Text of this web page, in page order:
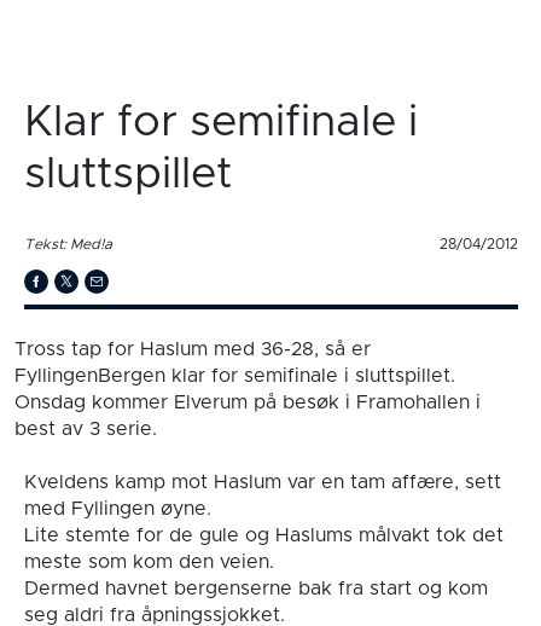
Klar for semifinale i
sluttspillet
Tekst: Med!a 28/04/2012
Tross tap for Haslum med 36-28, så er
FyllingenBergen klar for semifinale i sluttspillet.
Onsdag kommer Elverum på besøk i Framohallen i
best av 3 serie.
Kveldens kamp mot Haslum var en tam affære, sett
med Fyllingen øyne.
Lite stemte for de gule og Haslums målvakt tok det
meste som kom den veien.
Dermed havnet bergenserne bak fra start og kom
seg aldri fra åpningssjokket.